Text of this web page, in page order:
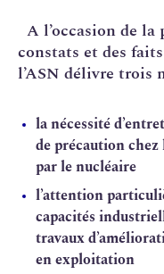
A l’occasion de
constats et des
l’ASN délivre trois
la nécessité
de précaution chez
par le nucléaire
l’attention
capacités
travaux
en exploitation